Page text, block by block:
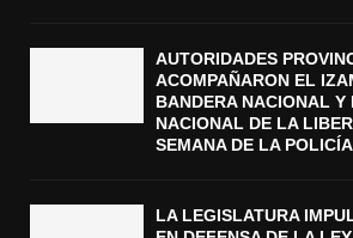
AUTORIDADES
ACOMPAÑARON EL
BANDERA NACIONAL Y
NACIONAL DE LA
SEMANA DE LA POLICÍA
LA LEGISLATURA